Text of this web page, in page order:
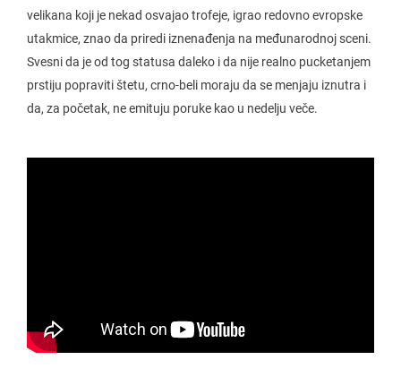
velikana koji je nekad osvajao trofeje, igrao redovno evropske
utakmice, znao da priredi iznenađenja na međunarodnoj sceni.
Svesni da je od tog statusa daleko i da nije realno pucketanjem
prstiju popraviti štetu, crno-beli moraju da se menjaju iznutra i
da, za početak, ne emituju poruke kao u nedelju veče.